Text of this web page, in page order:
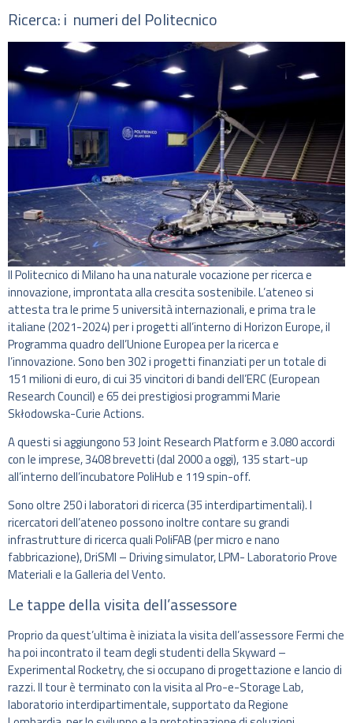
Ricerca: i numeri del Politecnico
Il Politecnico di Milano ha una naturale vocazione per ricerca e
innovazione, improntata alla crescita sostenibile. L’ateneo si
attesta tra le prime 5 università internazionali, e prima tra le
italiane (2021-2024) per i progetti all’interno di Horizon Europe, il
Programma quadro dell’Unione Europea per la ricerca e
l’innovazione. Sono ben 302 i progetti finanziati per un totale di
151 milioni di euro, di cui 35 vincitori di bandi dell’ERC (European
Research Council) e 65 dei prestigiosi programmi Marie
Skłodowska-Curie Actions.
A questi si aggiungono 53 Joint Research Platform e 3.080 accordi
con le imprese, 3408 brevetti (dal 2000 a oggi), 135 start-up
all’interno dell’incubatore PoliHub e 119 spin-off.
Sono oltre 250 i laboratori di ricerca (35 interdipartimentali). I
ricercatori dell’ateneo possono inoltre contare su grandi
infrastrutture di ricerca quali PoliFAB (per micro e nano
fabbricazione), DriSMI – Driving simulator, LPM- Laboratorio Prove
Materiali e la Galleria del Vento.
Le tappe della visita dell’assessore
Proprio da quest’ultima è iniziata la visita dell’assessore Fermi che
ha poi incontrato il team degli studenti della Skyward –
Experimental Rocketry, che si occupano di progettazione e lancio di
razzi. Il tour è terminato con la visita al Pro-e-Storage Lab,
laboratorio interdipartimentale, supportato da Regione